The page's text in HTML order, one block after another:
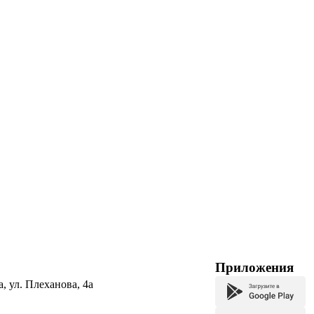
ул. Плеханова, 4а
Приложения